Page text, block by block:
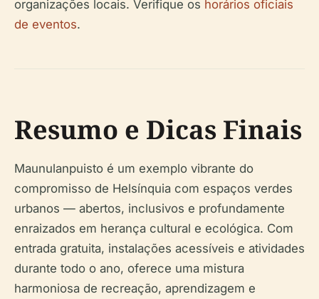
organizações locais. Verifique os horários oficiais
de eventos.
Resumo e Dicas Finais
Maunulanpuisto é um exemplo vibrante do
compromisso de Helsínquia com espaços verdes
urbanos — abertos, inclusivos e profundamente
enraizados em herança cultural e ecológica. Com
entrada gratuita, instalações acessíveis e atividades
durante todo o ano, oferece uma mistura
harmoniosa de recreação, aprendizagem e